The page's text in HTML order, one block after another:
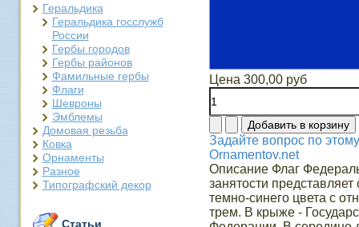
Геральдика
Геральдика госслужб
России
Гербы городов
Гербы районов
Фамильные гербы
Флаги
Шевроны
Эмблемы
Домовая резьба
Ковка
Орнаменты
Разное
Типографский декор
Статьи
Цена 300,00 руб
Задайте вопрос по
Ornamentov.net
ОписаниеФлаг
занятости
темно-синего цвета с
трем. В крыже -